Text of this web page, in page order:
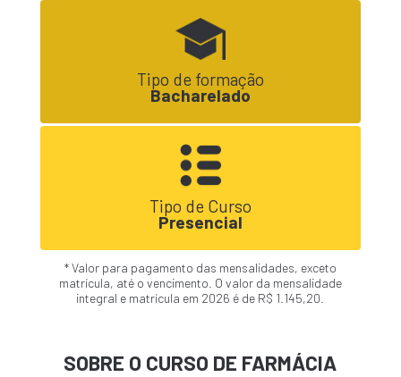
Tipo de formação
Bacharelado
Tipo de Curso
Presencial
* Valor para pagamento das mensalidades, exceto
matrícula, até o vencimento. O valor da mensalidade
integral e matrícula em 2026 é de R$ 1.145,20.
SOBRE O CURSO DE FARMÁCIA